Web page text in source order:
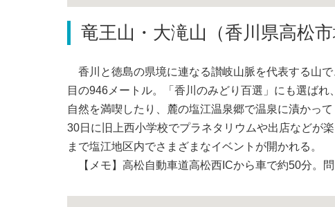
竜王山・大滝山（香川県高松市
香川と徳島の県境に連なる讃岐山脈を代表する山
目の946メートル。「香川のみどり百選」にも選ば
自然を満喫したり、麓の塩江温泉郷で温泉に漬かっ
30日に旧上西小学校でプラネタリウムや出店などが
まで塩江地区内でさまざまなイベントが開かれる。
【メモ】高松自動車道高松西ICから車で約50分。